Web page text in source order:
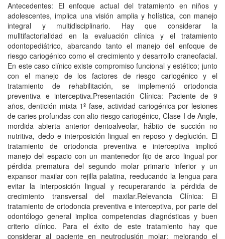
Antecedentes: El enfoque actual del tratamiento en niños y
adolescentes, implica una visión amplia y holística, con manejo
integral y multidisciplinario. Hay que considerar la
mulltifactorialidad en la evaluación clínica y el tratamiento
odontopediátrico, abarcando tanto el manejo del enfoque de
riesgo cariogénico como el crecimiento y desarrollo craneofacial.
En este caso clínico existe compromiso funcional y estético; junto
con el manejo de los factores de riesgo cariogénico y el
tratamiento de rehabilitación, se implementó ortodoncia
preventiva e interceptiva.Presentación Clínica: Paciente de 9
años, dentición mixta 1º fase, actividad cariogénica por lesiones
de caries profundas con alto riesgo cariogénico, Clase I de Angle,
mordida abierta anterior dentoalveolar, hábito de succión no
nutritiva, dedo e interposición lingual en reposo y deglución. El
tratamiento de ortodoncia preventiva e interceptiva implicó
manejo del espacio con un mantenedor fijo de arco lingual por
pérdida prematura del segundo molar primario inferior y un
expansor maxilar con rejilla palatina, reeducando la lengua para
evitar la interposición lingual y recuperarando la pérdida de
crecimiento transversal del maxilar.Relevancia Clínica: El
tratamiento de ortodoncia preventiva e interceptiva, por parte del
odontólogo general implica competencias diagnósticas y buen
criterio clínico. Para el éxito de este tratamiento hay que
considerar al paciente en neutroclusión molar; mejorando el